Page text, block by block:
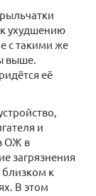
ухудшению
с такими же
выше.
её
и
ОЖ в
загрязнения
к
В этом